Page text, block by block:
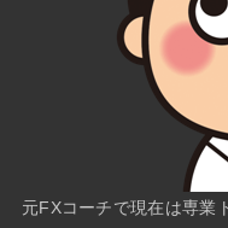
元FXコーチで現在は専業